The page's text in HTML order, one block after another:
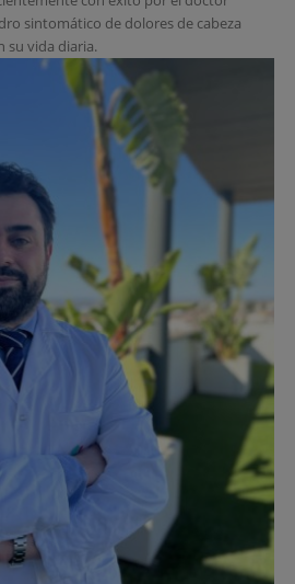
sintomático de dolores de cabeza
su vida diaria.